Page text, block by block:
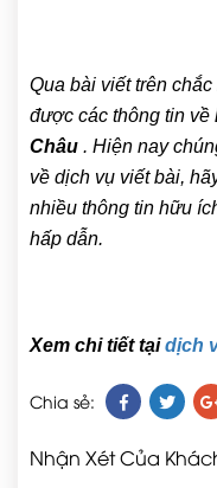
Qua bài viết trên
được các thông tin về
Châu . Hiện nay
về dịch vụ viết bài,
nhiều thông tin hữu
hấp dẫn.
Xem chi tiết tạidịch
Chia sẻ:
Nhận Xét Của